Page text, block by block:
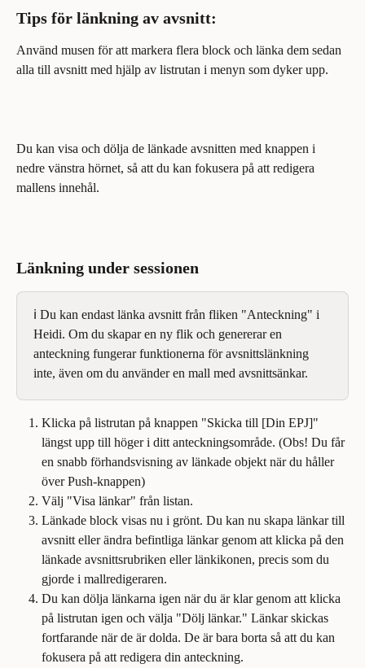
Tips för länkning av avsnitt:
Använd musen för att markera flera block och länka dem sedan
alla till avsnitt med hjälp av listrutan i menyn som dyker upp.
Du kan visa och dölja de länkade avsnitten med knappen i
nedre vänstra hörnet, så att du kan fokusera på att redigera
mallens innehål.
Länkning under sessionen
ℹ️ Du kan endast länka avsnitt från fliken "Anteckning" i
Heidi. Om du skapar en ny flik och genererar en
anteckning fungerar funktionerna för avsnittslänkning
inte, även om du använder en mall med avsnittsänkar.
Klicka på listrutan på knappen "Skicka till [Din EPJ]"
längst upp till höger i ditt anteckningsområde. (Obs! Du får
en snabb förhandsvisning av länkade objekt när du håller
över Push-knappen)
Välj "Visa länkar" från listan.
Länkade block visas nu i grönt. Du kan nu skapa länkar till
avsnitt eller ändra befintliga länkar genom att klicka på den
länkade avsnittsrubriken eller länkikonen, precis som du
gjorde i mallredigeraren.
Du kan dölja länkarna igen när du är klar genom att klicka
på listrutan igen och välja "Dölj länkar." Länkar skickas
fortfarande när de är dolda. De är bara borta så att du kan
fokusera på att redigera din anteckning.